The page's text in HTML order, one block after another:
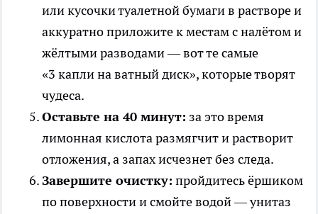
или кусочки туалетной бумаги в растворе и
аккуратно приложите к местам с налётом и
жёлтыми разводами — вот те самые
«3 капли на ватный диск», которые творят
чудеса.
Оставьте на 40 минут: за это время
лимонная кислота размягчит и растворит
отложения, а запах исчезнет без следа.
Завершите очистку: пройдитесь ёршиком
по поверхности и смойте водой — унитаз